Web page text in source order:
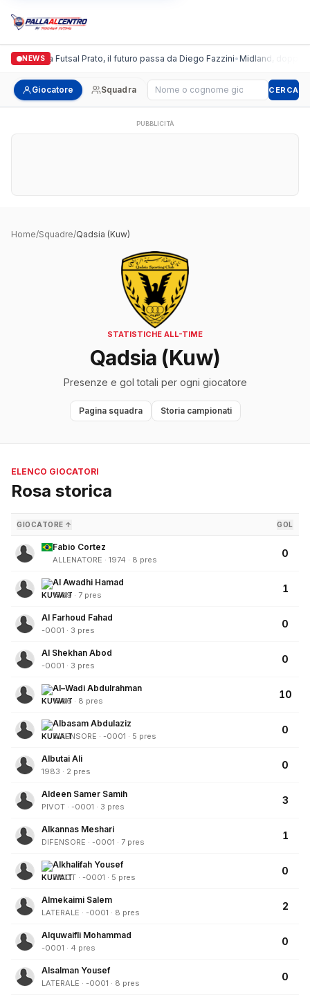
NEWS
Italgronda Futsal Prato, il futuro passa da Diego Fazzini•Midland, doppio
Giocatore Squadra Cerca giocatore CERCA
PUBBLICITÀ
Home/Squadre/Qadsia (Kuw)
STATISTICHE ALL-TIME
Qadsia (Kuw)
Presenze e gol totali per ogni giocatore
Pagina squadra Storia campionati
ELENCO GIOCATORI
Rosa storica
GIOCATORE ↑ GOL
Fabio Cortez
ALLENATORE · 1974 · 8 pres
0
Al Awadhi Hamad
1989 · 7 pres
1
Al Farhoud Fahad
-0001 · 3 pres
0
Al Shekhan Abod
-0001 · 3 pres
0
Al–Wadi Abdulrahman
1986 · 8 pres
10
Albasam Abdulaziz
DIFENSORE · -0001 · 5 pres
0
Albutai Ali
1983 · 2 pres
0
Aldeen Samer Samih
PIVOT · -0001 · 3 pres
3
Alkannas Meshari
DIFENSORE · -0001 · 7 pres
1
Alkhalifah Yousef
PIVOT · -0001 · 5 pres
0
Almekaimi Salem
LATERALE · -0001 · 8 pres
2
Alquwaifli Mohammad
-0001 · 4 pres
0
Alsalman Yousef
LATERALE · -0001 · 8 pres
0